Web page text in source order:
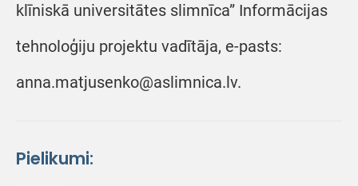
klīniskā universitātes slimnīca” Informācijas
tehnoloģiju projektu vadītāja, e-pasts:
anna.matjusenko@aslimnica.lv.
Pielikumi: